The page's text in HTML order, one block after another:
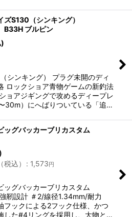
S130（シンキング）
ブルピン
シンキング） プラグ未開のディ
ロックショア青物ゲームの新釣法
ョアジギングで攻めるディープレ
30m）にへばりついている「追…
グバッカーブリカスタム
込）
: 1,573 円
グバッカーブリカスタム
靭設計 ＃2/線径1.34mm/耐力
ックによる2フック仕様、かつ
した#4リングを採用し、大物と…